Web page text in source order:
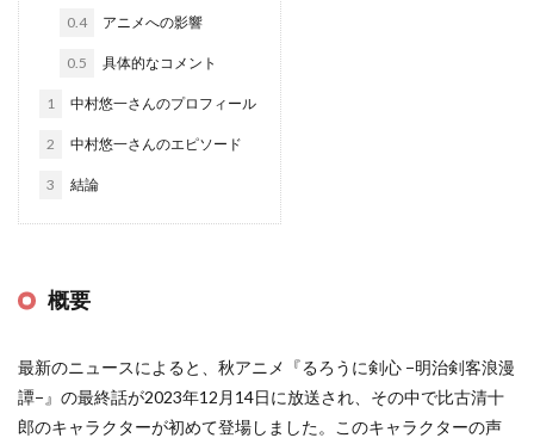
0.4 アニメへの影響
0.5 具体的なコメント
1 中村悠一さんのプロフィール
2 中村悠一さんのエピソード
3 結論
概要
最新のニュースによると、秋アニメ『るろうに剣心 −明治剣客浪漫
譚−』の最終話が2023年12月14日に放送され、その中で比古清十
郎のキャラクターが初めて登場しました。このキャラクターの声